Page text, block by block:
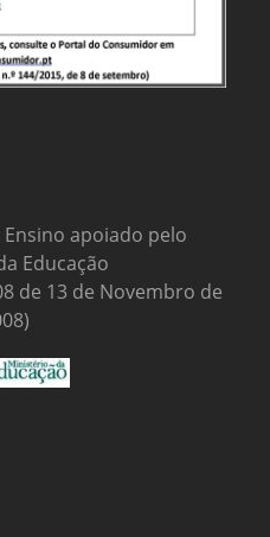
apoiado pelo
Educação
de 13 de Novembro de